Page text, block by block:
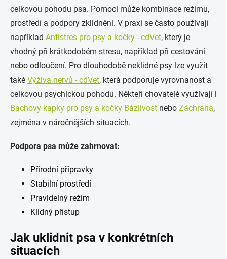
celkovou pohodu psa. Pomoci může kombinace režimu,
prostředí a podpory zklidnění. V praxi se často používají
například Antistres pro psy a kočky - cdVet, který je
vhodný při krátkodobém stresu, například při cestování
nebo odloučení. Pro dlouhodobě neklidné psy lze využít
také Výživa nervů - cdVet, která podporuje vyrovnanost a
celkovou psychickou pohodu. Někteří chovatelé využívají i
Bachovy kapky pro psy a kočky Bázlivost nebo Záchrana,
zejména v náročnějších situacích.
Podpora psa může zahrnovat:
Přírodní přípravky
Stabilní prostředí
Pravidelný režim
Klidný přístup
Jak uklidnit psa v konkrétních
situacích